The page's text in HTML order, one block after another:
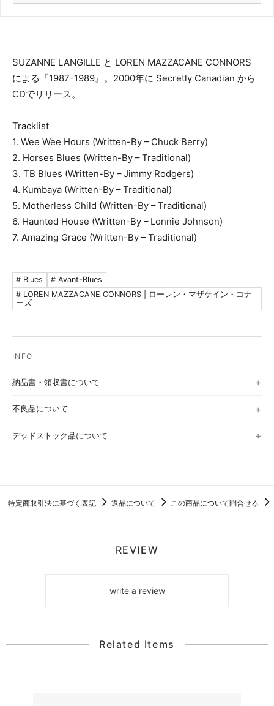
フォーマット
CD
その他
メールアドレス（必須）
SUZANNE LANGILLE と LOREN MAZZACANE CONNORS
による『1987-1989』。2000年に Secretly Canadian から
CDでリリース。
Tracklist
1. Wee Wee Hours (Written-By – Chuck Berry)
2. Horses Blues (Written-By – Traditional)
3. TB Blues (Written-By – Jimmy Rodgers)
4. Kumbaya (Written-By – Traditional)
5. Motherless Child (Written-By – Traditional)
6. Haunted House (Written-By – Lonnie Johnson)
7. Amazing Grace (Written-By – Traditional)
# Blues
# Avant-Blues
# LOREN MAZZACANE CONNORS | ローレン・マザケイン・コナ
ーズ
納品書・領収書について
不良品について
デッドストック品について
特定商取引法に基づく表記 返品について この商品について問合せる
REVIEW
write a review
Related Items